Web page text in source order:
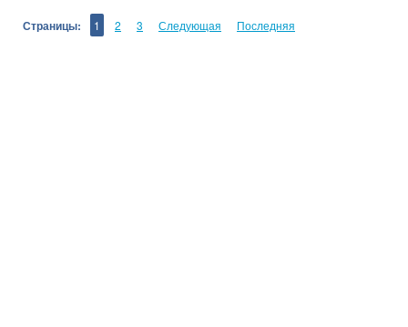
Страницы: 1 2 3 Следующая Последняя